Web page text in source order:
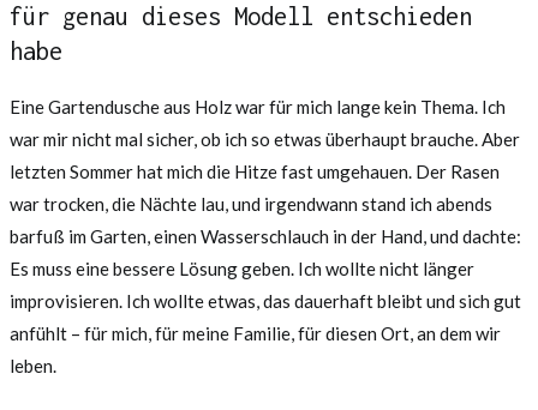
für genau dieses Modell entschieden
habe
Eine Gartendusche aus Holz war für mich lange kein Thema. Ich
war mir nicht mal sicher, ob ich so etwas überhaupt brauche. Aber
letzten Sommer hat mich die Hitze fast umgehauen. Der Rasen
war trocken, die Nächte lau, und irgendwann stand ich abends
barfuß im Garten, einen Wasserschlauch in der Hand, und dachte:
Es muss eine bessere Lösung geben. Ich wollte nicht länger
improvisieren. Ich wollte etwas, das dauerhaft bleibt und sich gut
anfühlt – für mich, für meine Familie, für diesen Ort, an dem wir
leben.